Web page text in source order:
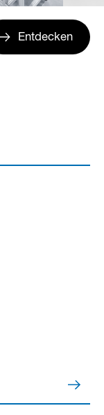
Entdecken